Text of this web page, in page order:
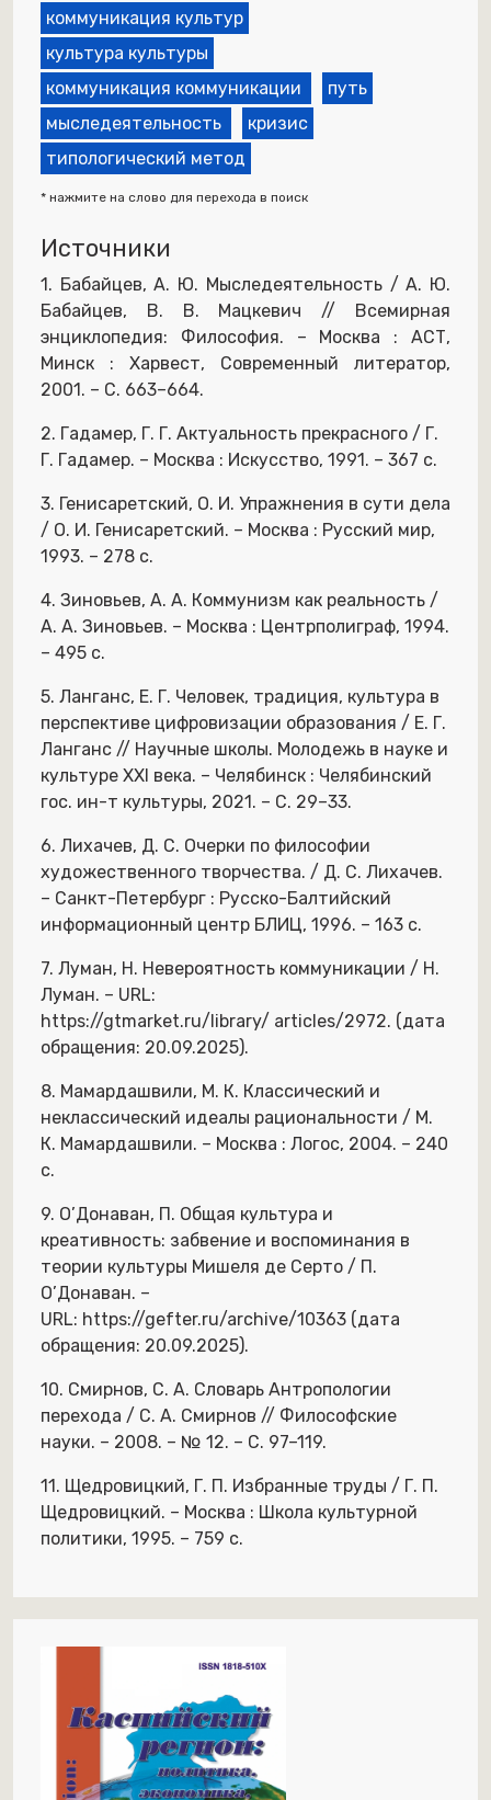
коммуникация культур
культура культуры
коммуникация коммуникации
путь
мыследеятельность
кризис
типологический метод
* нажмите на слово для перехода в поиск
Источники
1. Бабайцев, А. Ю. Мыследеятельность / А. Ю.
Бабайцев, В. В. Мацкевич // Всемирная
энциклопедия: Философия. – Москва : АСТ,
Минск : Харвест, Современный литератор,
2001. – С. 663–664.
2. Гадамер, Г. Г. Актуальность прекрасного / Г.
Г. Гадамер. – Москва : Искусство, 1991. – 367 с.
3. Генисаретский, О. И. Упражнения в сути дела
/ О. И. Генисаретский. – Москва : Русский мир,
1993. – 278 с.
4. Зиновьев, А. А. Коммунизм как реальность /
А. А. Зиновьев. – Москва : Центрполиграф, 1994.
– 495 с.
5. Ланганс, Е. Г. Человек, традиция, культура в
перспективе цифровизации образования / Е. Г.
Ланганс // Научные школы. Молодежь в науке и
культуре XXI века. – Челябинск : Челябинский
гос. ин-т культуры, 2021. – С. 29–33.
6. Лихачев, Д. С. Очерки по философии
художественного творчества. / Д. С. Лихачев.
– Санкт-Петербург : Русско-Балтийский
информационный центр БЛИЦ, 1996. – 163 с.
7. Луман, Н. Невероятность коммуникации / Н.
Луман. – URL:
https://gtmarket.ru/library/ articles/2972. (дата
обращения: 20.09.2025).
8. Мамардашвили, М. К. Классический и
неклассический идеалы рациональности / М.
К. Мамардашвили. – Москва : Логос, 2004. – 240
с.
9. О’Донаван, П. Общая культура и
креативность: забвение и воспоминания в
теории культуры Мишеля де Серто / П.
О’Донаван. –
URL: https://gefter.ru/archive/10363 (дата
обращения: 20.09.2025).
10. Смирнов, С. А. Словарь Антропологии
перехода / С. А. Смирнов // Философские
науки. – 2008. – № 12. – С. 97–119.
11. Щедровицкий, Г. П. Избранные труды / Г. П.
Щедровицкий. – Москва : Школа культурной
политики, 1995. – 759 с.